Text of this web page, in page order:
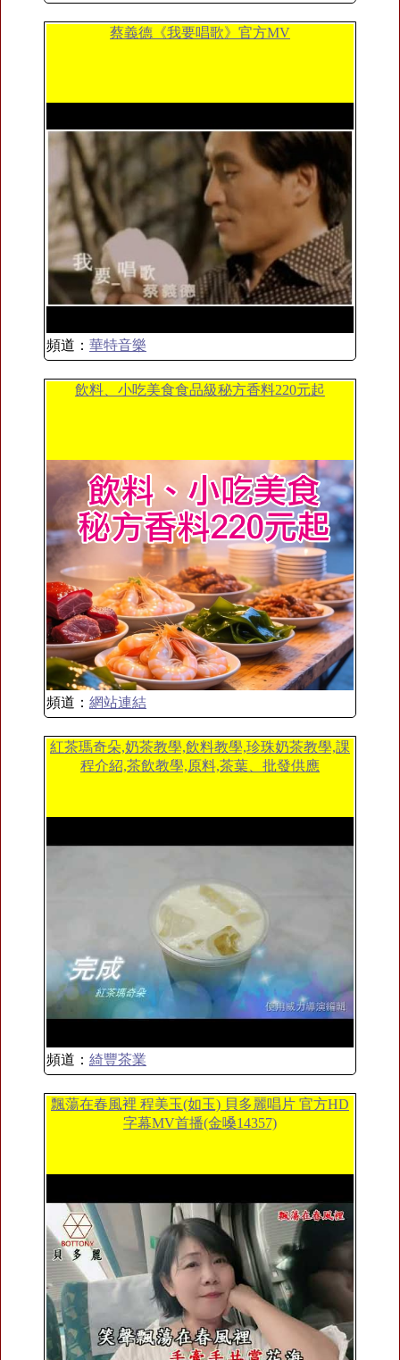
蔡義德《我要唱歌》官方MV
頻道： 華特音樂
飲料、小吃美食食品級秘方香料220元起
頻道： 網站連結
紅茶瑪奇朵,奶茶教學,飲料教學,珍珠奶茶教學,課
程介紹,茶飲教學,原料,茶葉、批發供應
頻道： 綺豐茶業
飄蕩在春風裡 程美玉(如玉) 貝多麗唱片 官方HD
字幕MV首播(金嗓14357)